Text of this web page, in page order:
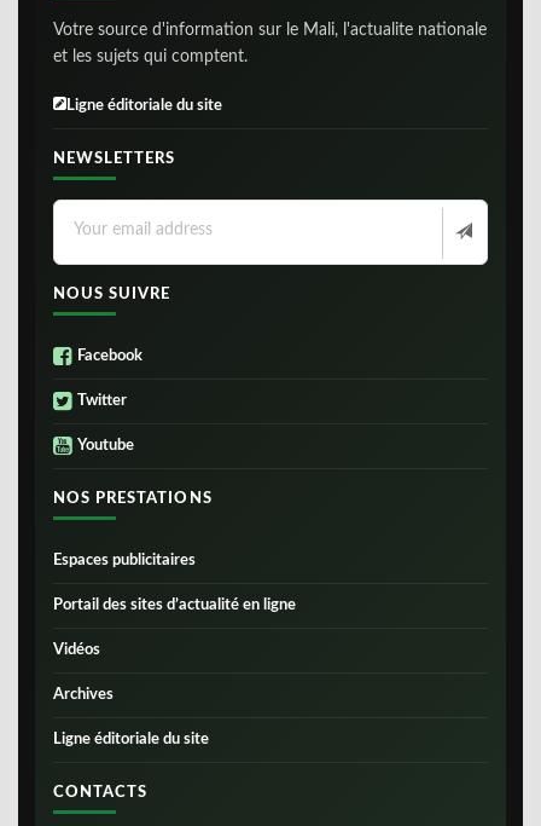
Votre source d'information sur le Mali, l'actualite nationale
et les sujets qui comptent.
Ligne éditoriale du site
NEWSLETTERS
NOUS SUIVRE
Facebook
Twitter
Youtube
NOS PRESTATIONS
Espaces publicitaires
Portail des sites d’actualité en ligne
Vidéos
Archives
Ligne éditoriale du site
CONTACTS